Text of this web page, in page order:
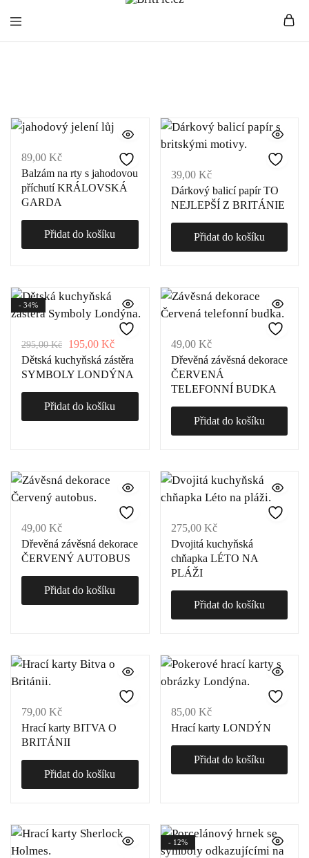
89,00 Kč
Balzám na rty s jahodovou
příchutí KRÁLOVSKÁ
GARDA
Přidat do košíku
39,00 Kč
Dárkový balicí papír TO
NEJLEPŠÍ Z BRITÁNIE
Přidat do košíku
- 34%
295,00Kč 195,00 Kč
Dětská kuchyňská zástěra
SYMBOLY LONDÝNA
Přidat do košíku
49,00 Kč
Dřevěná závěsná dekorace
ČERVENÁ
TELEFONNÍ BUDKA
Přidat do košíku
49,00 Kč
Dřevěná závěsná dekorace
ČERVENÝ AUTOBUS
Přidat do košíku
275,00 Kč
Dvojitá kuchyňská
chňapka LÉTO NA
PLÁŽI
Přidat do košíku
79,00 Kč
Hrací karty BITVA O
BRITÁNII
Přidat do košíku
85,00 Kč
Hrací karty LONDÝN
Přidat do košíku
- 12%